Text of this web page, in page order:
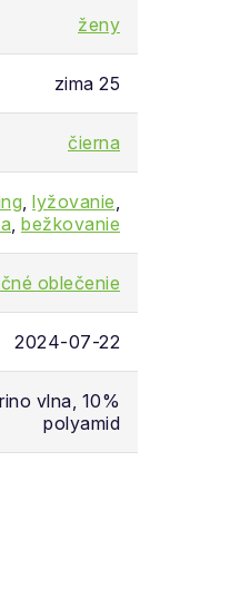
ženy
zima 25
čierna
, lyžovanie,
, bežkovanie
oblečenie
2024-07-22
vlna, 10%
polyamid